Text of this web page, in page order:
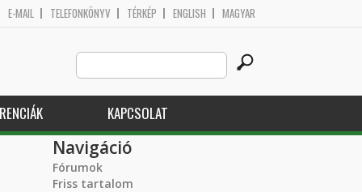
E-MAIL TELEFONKÖNYV TÉRKÉP ENGLISH MAGYAR
Search
this
site
KAPCSOLAT
Navigáció
Fórumok
Friss tartalom